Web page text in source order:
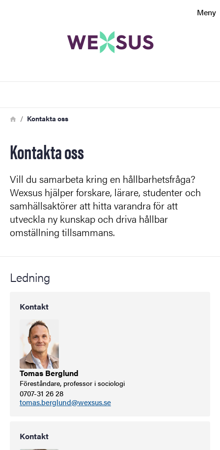
Meny
Länkstig
HemKontakta oss
Kontakta oss
Vill du samarbeta kring en hållbarhetsfråga?
Wexsus hjälper forskare, lärare, studenter och
samhällsaktörer att hitta varandra för att
utveckla ny kunskap och driva hållbar
omställning tillsammans.
Ledning
Kontakt
Tomas Berglund
Föreståndare, professor i sociologi
0707-31 26 28
tomas.berglund@wexsus.se
Kontakt